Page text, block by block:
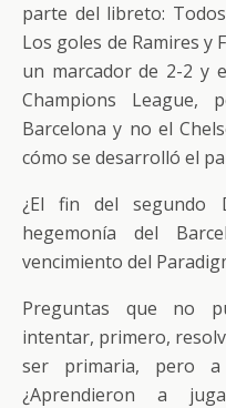
parte del libreto:
Los goles de Ramires
un marcador de 2-2 y
Champions
Barcelona y no el
cómo se desarrolló el
¿El fin del segundo
hegemonía del
vencimiento del
Preguntas que no
intentar, primero,
ser primaria, pero
¿Aprendieron a